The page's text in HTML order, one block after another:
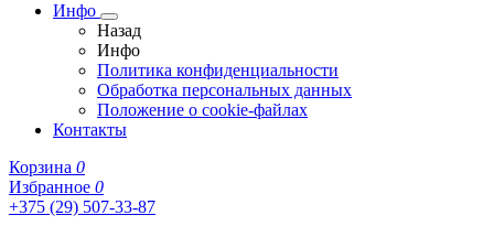
Инфо
Назад
Инфо
Политика конфиденциальности
Обработка персональных данных
Положение о cookie-файлах
Контакты
Корзина 0
Избранное 0
+375 (29) 507-33-87